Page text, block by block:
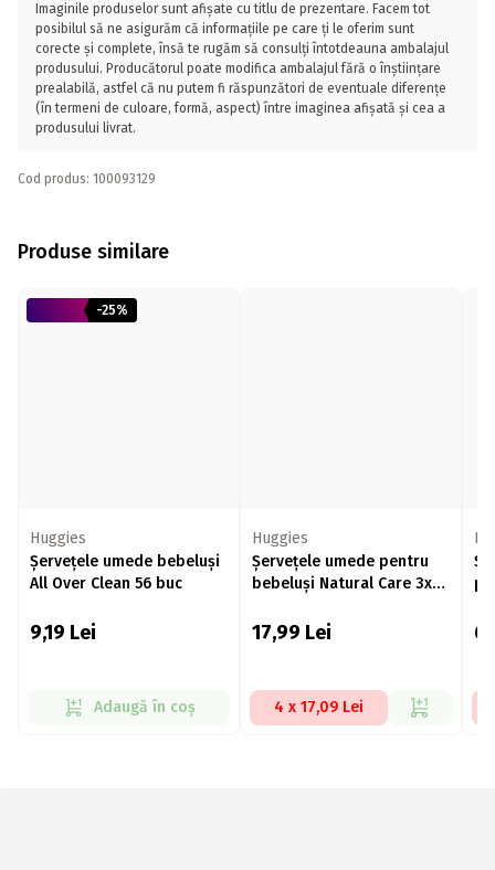
Imaginile produselor sunt afișate cu titlu de prezentare. Facem tot
posibilul să ne asigurăm că informațiile pe care ți le oferim sunt
corecte și complete, însă te rugăm să consulți întotdeauna ambalajul
produsului. Producătorul poate modifica ambalajul fără o înștiințare
prealabilă, astfel că nu putem fi răspunzători de eventuale diferențe
(în termeni de culoare, formă, aspect) între imaginea afișată și cea a
produsului livrat.
Cod produs: 100093129
Produse similare
-25%
Huggies
Șervețele umede bebeluși
All Over Clean 56 buc
9,19 Lei
Adaugă în coș
Huggies
Șervețele umede pentru
bebeluși Natural Care 3x56
17,99 Lei
4 x 17,09 Lei